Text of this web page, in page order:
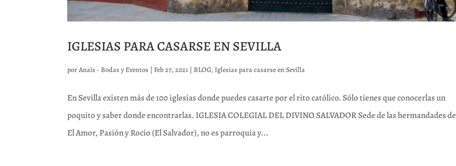
IGLESIAS PARA CASARSE EN SEVILLA
porAnaïs - Bodas y Eventos |Feb 27, 2021 |BLOG,Iglesias para casarse en Sevilla
En Sevilla existen más de 100 iglesias donde puedes casarte por el rito católico. Sólo tienes que conocerlas un
poquito y saber donde encontrarlas. IGLESIA COLEGIAL DEL DIVINO SALVADOR Sede de las hermandades de
El Amor, Pasión y Rocío (El Salvador), no es parroquia y...